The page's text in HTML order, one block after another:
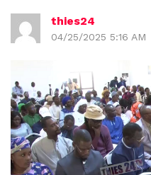
thies24
04/25/2025 5:16 AM